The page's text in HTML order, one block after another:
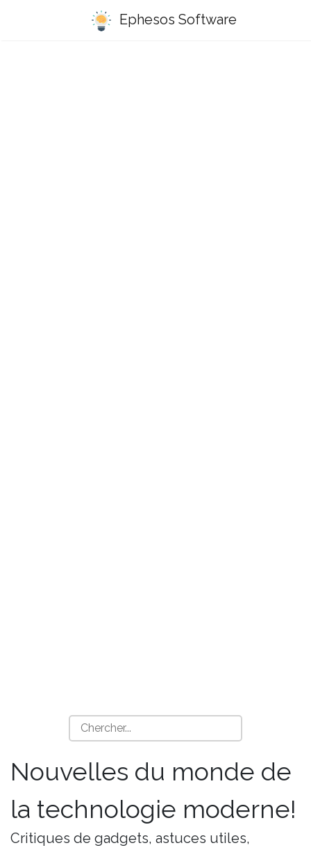
Ephesos Software
Nouvelles du monde de
la technologie moderne!
Critiques de gadgets, astuces utiles,